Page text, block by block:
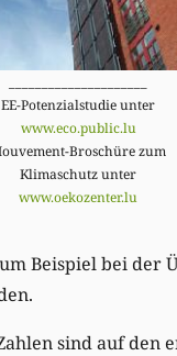
EE-Potenzialstudie unter
www.eco.public.lu
Broschüre zum
Klimaschutz unter
www.oekozenter.lu
Beispiel bei der
sind auf den